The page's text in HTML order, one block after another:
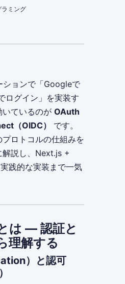
ミング
ションで「Googleで
ログイン」を実装す
いているのが OAuth
（OIDC）
です。
ロトコルの仕組みを
解説し、Next.js +
践的な実装まで一気
は — 認証と
理解する
）と認可